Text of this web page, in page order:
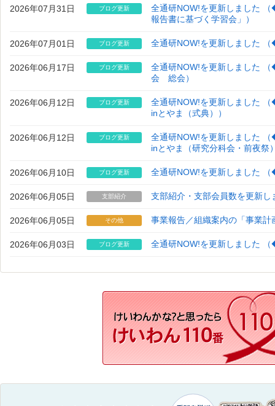
2026年07月31日 ブログ更新
全通研NOW!を更新しました
報告書に基づく学習会」）
2026年07月01日 ブログ更新 全通研NOW!を更新しました
2026年06月17日 ブログ更新
全通研NOW!を更新しました
会 総会）
2026年06月12日 ブログ更新
全通研NOW!を更新しました
inとやま（式典））
2026年06月12日 ブログ更新
全通研NOW!を更新しました
inとやま（研究分科会・前夜祭
2026年06月10日 ブログ更新 全通研NOW!を更新しました
2026年06月05日 支部紹介 支部紹介・支部会員数を更新し
2026年06月05日 その他 事業報告／組織案内の「事業
2026年06月03日 ブログ更新 全通研NOW!を更新しました